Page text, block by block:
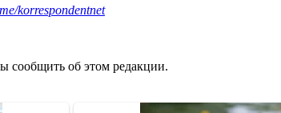
korrespondentnet
сообщить об этом редакции.